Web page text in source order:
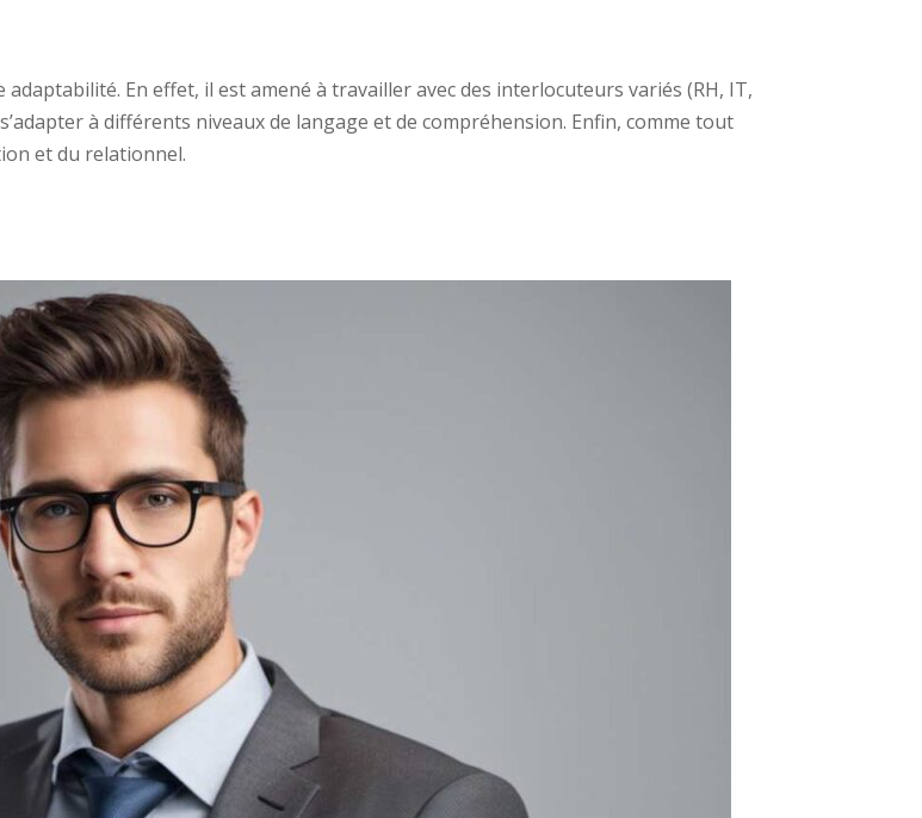
En effet, il est amené à travailler avec des interlocuteurs variés (RH, IT,
à différents niveaux de langage et de compréhension. Enfin, comme tout
et du relationnel.